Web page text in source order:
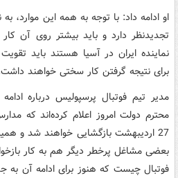
او ادامه داد: با توجه به همه این
تجدیدنظر دارد و باید بیشتر روی آن
نماینده ایران در آسیا هستند باید
برای نتیجه گرفتن کار سختی خواهند
مدیر تیم فوتبال پرسپولیس درباره
محترم دولت امروز اعلام کرده‌اند که
27 اردیبهشت بازگشایی خواهند شد و
بعضی مشاغل پرخطر دیگر هم به کار
فوتبال چیست که هنوز برای ادامه آن به